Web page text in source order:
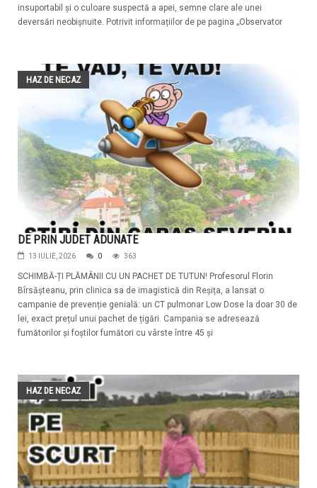
insuportabil și o culoare suspectă a apei, semne clare ale unei
deversări neobișnuite. Potrivit informațiilor de pe pagina „Observator
HAZ DE NECAZ
DE PRIN JUDET ADUNATE
13 IULIE, 2026 0 363
SCHIMBĂ-ȚI PLĂMÂNII CU UN PACHET DE TUTUN! Profesorul Florin
Bîrsășteanu, prin clinica sa de imagistică din Reșița, a lansat o
campanie de prevenție genială: un CT pulmonar Low Dose la doar 30 de
lei, exact prețul unui pachet de țigări. Campania se adresează
fumătorilor și foștilor fumători cu vârste între 45 și
HAZ DE NECAZ